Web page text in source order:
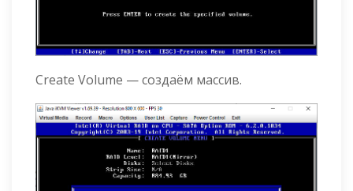
Create Volume — создаём массив.